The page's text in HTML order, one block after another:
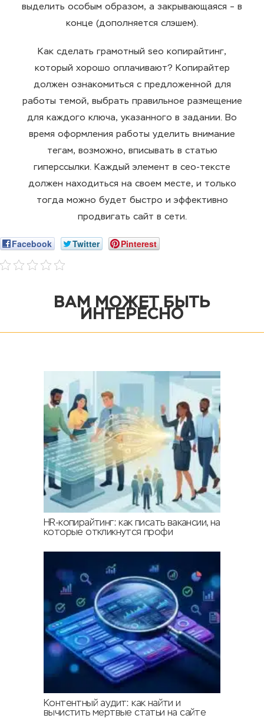
выделить особым образом, а закрывающаяся – в
конце (дополняется слэшем).
Как сделать грамотный seo копирайтинг,
который хорошо оплачивают? Копирайтер
должен ознакомиться с предложенной для
работы темой, выбрать правильное размещение
для каждого ключа, указанного в задании. Во
время оформления работы уделить внимание
тегам, возможно, вписывать в статью
гиперссылки. Каждый элемент в сео-тексте
должен находиться на своем месте, и только
тогда можно будет быстро и эффективно
продвигать сайт в сети.
Facebook Twitter Pinterest
ВАМ МОЖЕТ БЫТЬ
ИНТЕРЕСНО
HR-копирайтинг: как писать вакансии, на
которые откликнутся профи
Контентный аудит: как найти и
вычистить мертвые статьи на сайте